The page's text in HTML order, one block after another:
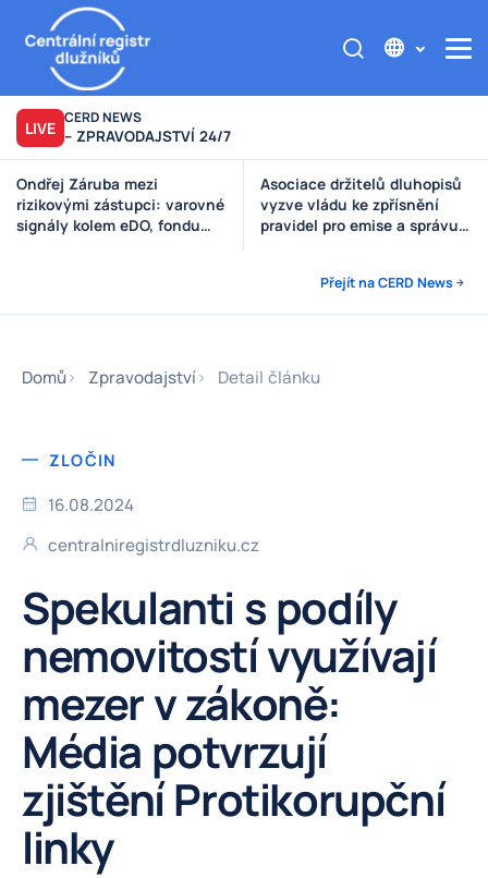
LIVE CERD NEWS
– ZPRAVODAJSTVÍ 24/7
Asociace držitelů dluhopisů
vyzve vládu ke zpřísnění
pravidel pro emise a správu
Výzva poškozeným věřitelům
Štěpánek Auto
Přejít na CERD News
Domů Zpravodajství Detail článku
ZLOČIN
16.08.2024
centralniregistrdluzniku.cz
Spekulanti s podíly
nemovitostí využívají
mezer v zákoně:
Média potvrzují
zjištění Protikorupční
linky